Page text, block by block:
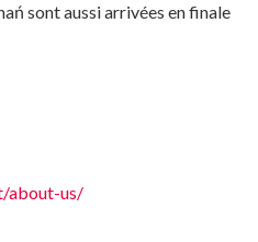
sont aussi arrivées en finale
about-us/